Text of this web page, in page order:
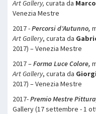
Art Gallery, curata da
Venezia Mestre
2017 -Percorsi d’Autunno,
Art Gallery, curata da
2017) – Venezia Mestre
2017 –Forma Luce Colore,
Art Gallery, curata da
2017) – Venezia Mestre
2017-Premio Mestre
Gallery (17 settembre - 1